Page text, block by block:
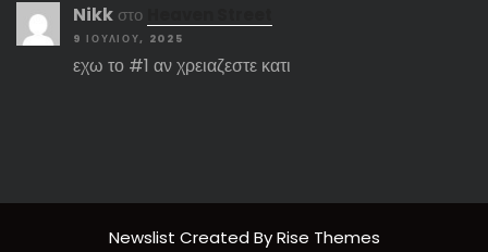
Nikk στο
9 ΙΟΥΛΊΟΥ, 2025
εχω το #1 αν χρειαζεστε κατι
Newslist Created ByRise Themes